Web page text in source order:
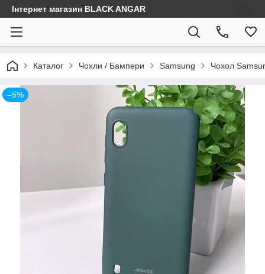
Інтернет магазин BLACK ANGAR
Каталог Чохли / Бампери Samsung Чохол
–5%